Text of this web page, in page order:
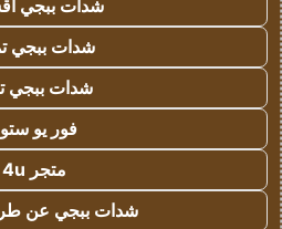
شدات ببجي
شدات ببجي
شدات ببجي
فور يو
متجر 4u
شدات ببجي عن